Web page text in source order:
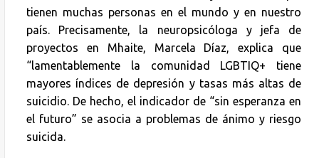
tienen muchas personas en el mundo y en nuestro
país. Precisamente, la neuropsicóloga y jefa de
proyectos en Mhaite, Marcela Díaz, explica que
“lamentablemente la comunidad LGBTIQ+ tiene
mayores índices de depresión y tasas más altas de
suicidio. De hecho, el indicador de “sin esperanza en
el futuro” se asocia a problemas de ánimo y riesgo
suicida.